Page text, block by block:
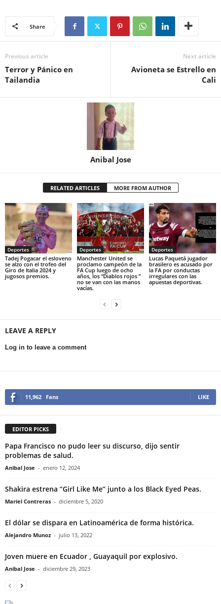
Share
Previous article
Terror y Pánico en
Tailandia
Next article
Avioneta se Estrello en
Cali
Anibal Jose
RELATED ARTICLES MORE FROM AUTHOR
Deportes
Tadej Pogacar el esloveno
se alzo con el trofeo del
Giro de Italia 2024 y
jugosos premios.
Deportes
Manchester United se
proclamo campeón de la
FA Cup luego de ocho
años, los “Diablos rojos ”
no se van con las manos
vacías.
Deportes
Lucas Paquetá jugador
brasilero es acusado por
la FA por conductas
irregulares con las
apuestas deportivas.
LEAVE A REPLY
Log in to leave a comment
11,962 Fans LIKE
EDITOR PICKS
Papa Francisco no pudo leer su discurso, dijo sentir
problemas de salud.
Anibal Jose - enero 12, 2024
Shakira estrena “Girl Like Me” junto a los Black Eyed Peas.
Mariel Contreras - diciembre 5, 2020
El dólar se dispara en Latinoamérica de forma histórica.
Alejandro Munoz - julio 13, 2022
Joven muere en Ecuador , Guayaquil por explosivo.
Anibal Jose - diciembre 29, 2023